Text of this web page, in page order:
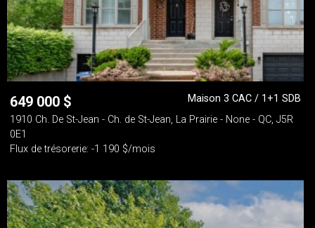
649 000 $
Maison 3 CAC / 1+1 SDB
1910 Ch. De St-Jean - Ch. de St-Jean, La Prairie - None - QC, J5R
0E1
Flux de trésorerie: -1 190 $/mois